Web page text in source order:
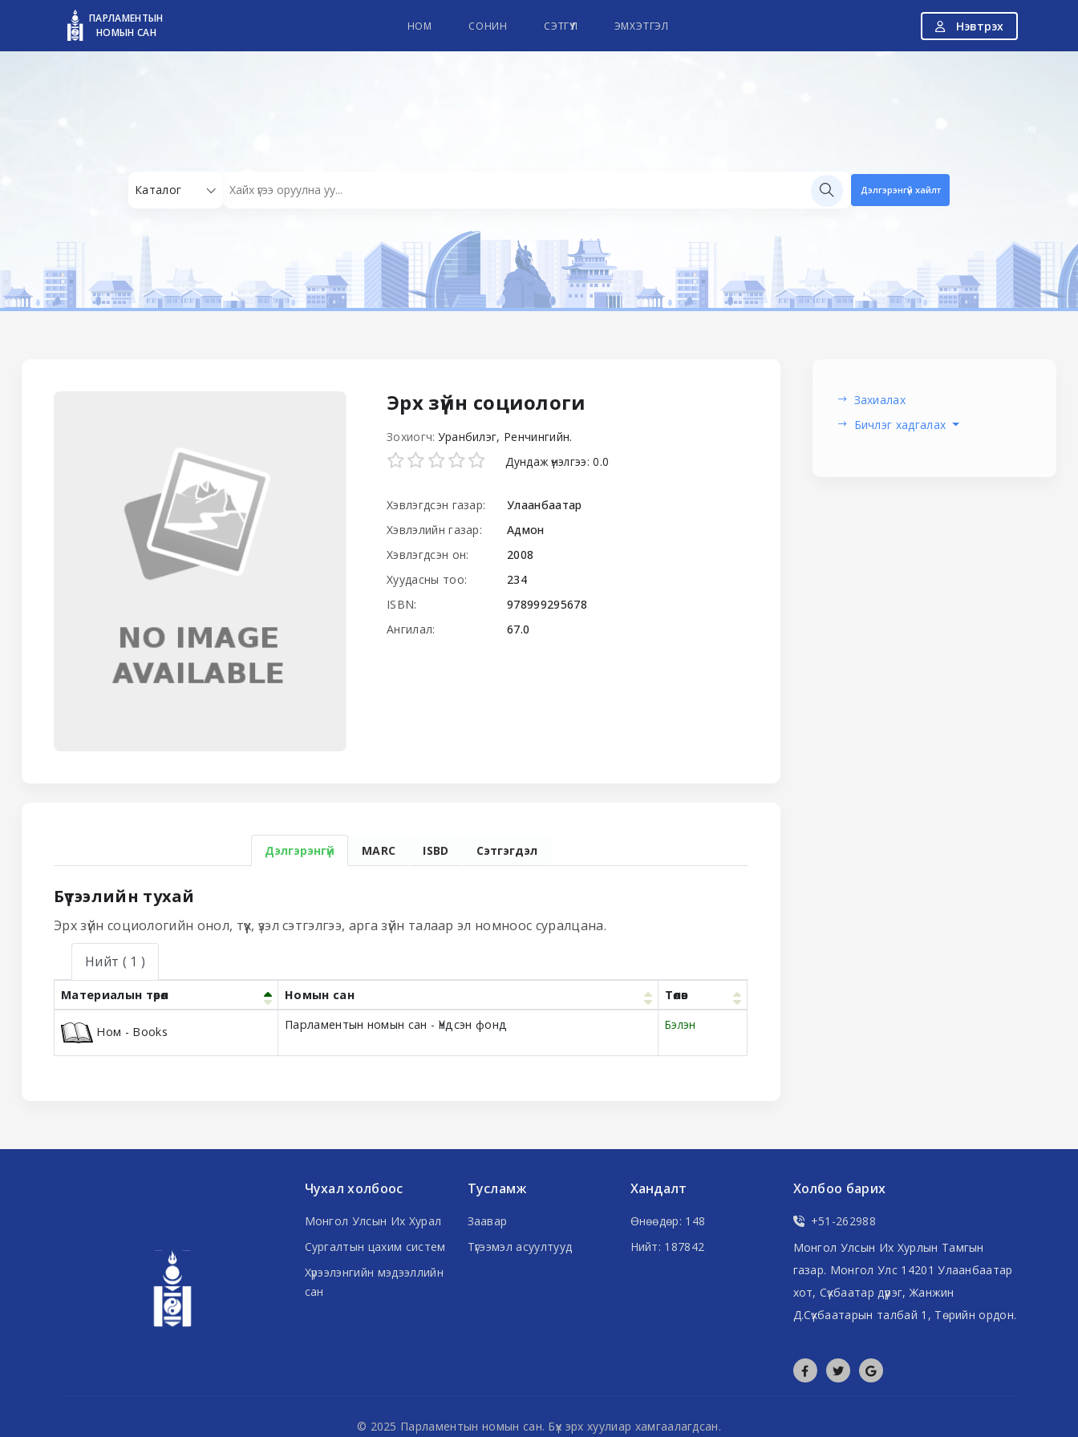
ПАРЛАМЕНТЫН
НОМЫН САН
НОМ СОНИН СЭТГҮҮЛ ЭМХЭТГЭЛ Нэвтрэх
Каталог Дэлгэрэнгүй хайлт
Эрх зүйн социологи
Зохиогч: Уранбилэг, Ренчингийн.
Star ratings Дундаж үнэлгээ: 0.0
Хэвлэгдсэн газар:
Улаанбаатар
Хэвлэлийн газар:
Адмон
Хэвлэгдсэн он:
2008
Хуудасны тоо:
234
ISBN:
978999295678
Ангилал:
67.0
Дэлгэрэнгүй MARC ISBD Сэтгэгдэл
Бүтээлийн тухай
Эрх зүйн социологийн онол, түүх, үзэл сэтгэлгээ, арга зүйн талаар эл номноос суралцана.
Нийт ( 1 )
Материалын төрөл Номын сан Төлөв
Ном - Books Парламентын номын сан - Үндсэн фонд Бэлэн
Захиалах
Бичлэг хадгалах
Чухал холбоос
Монгол Улсын Их Хурал
Сургалтын цахим систем
Хүрээлэнгийн мэдээллийн
сан
Тусламж
Заавар
Түгээмэл асуултууд
Хандалт
Өнөөдөр: 148
Нийт: 187842
Холбоо барих
+51-262988
Монгол Улсын Их Хурлын Тамгын
газар. Монгол Улс 14201 Улаанбаатар
хот, Сүхбаатар дүүрэг, Жанжин
Д.Сүхбаатарын талбай 1, Төрийн ордон.
© 2025 Парламентын номын сан. Бүх эрх хуулиар хамгаалагдсан.